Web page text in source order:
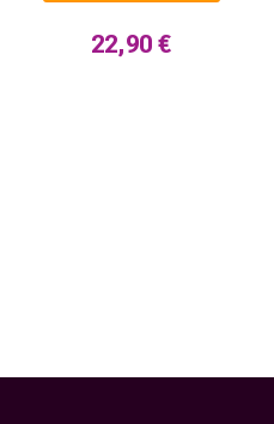
22,90 €